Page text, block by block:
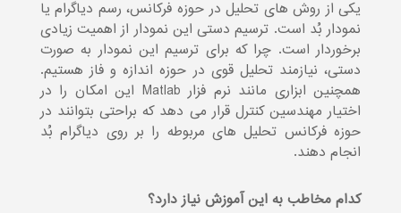
یکی از روش های تحلیل در حوزه فرکانس، رسم دیاگرام یا
نمودار بُد است. ترسیم دستی این نمودار از اهمیت زیادی
برخوردار است. چرا که برای ترسیم این نمودار به صورت
دستی، نیازمند تحلیل قوی در حوزه اندازه و فاز هستیم.
همچنین ابزاری مانند نرم فزار Matlab این امکان را در
اختیار مهندسین کنترل قرار می دهد که براحتی بتوانند در
حوزه فرکانس تحلیل های مربوطه را بر روی دیاگرام بُد
انجام دهند.
کدام مخاطب به این آموزش نیاز دارد؟